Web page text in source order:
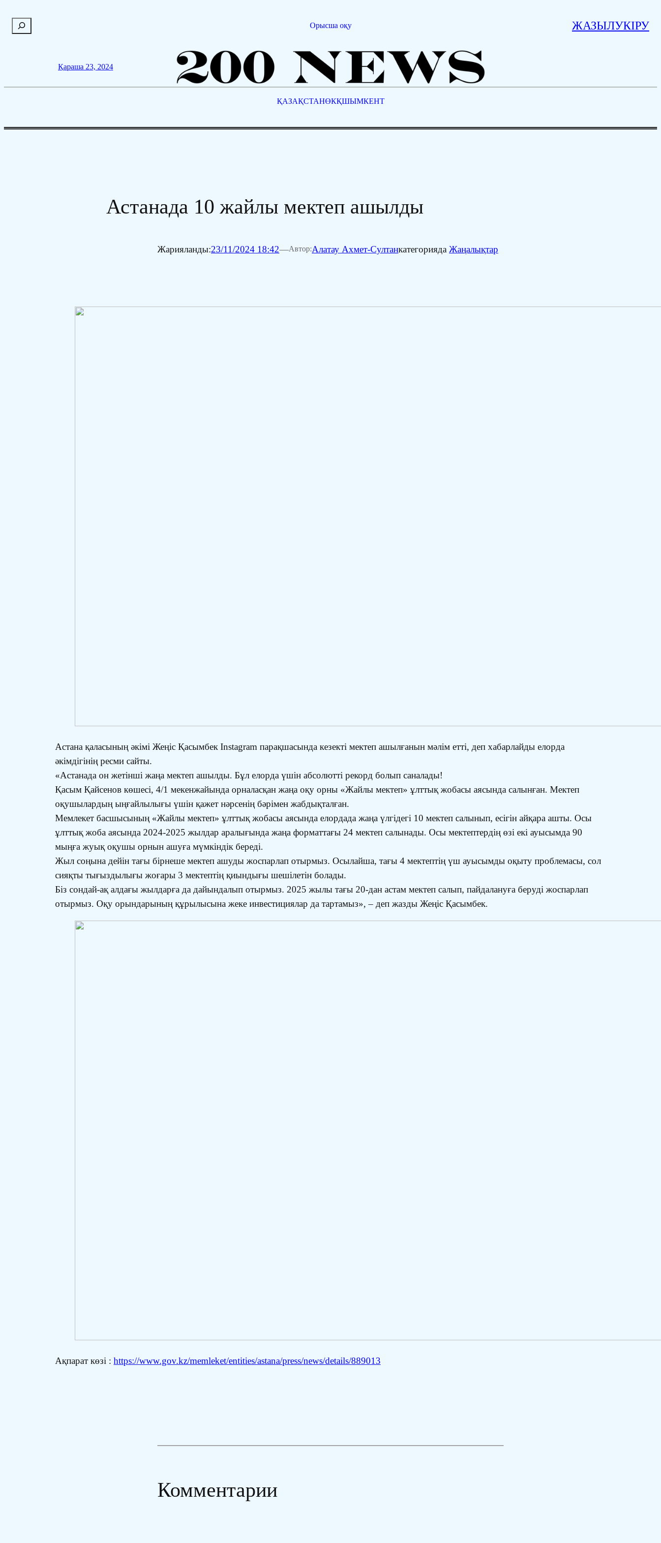
о
Орысша оқу ЖАЗЫЛУКІРУ
Қараша 23, 2024
ҚАЗАҚСТАНӨКҚШЫМКЕНТ
Астанада 10 жайлы мектеп ашылды
Жарияланды:23/11/2024 18:42—Автор:Алатау Ахмет-Султанкатегорияда Жаңалықтар
Астана қаласының әкімі Жеңіс Қасымбек Instagram парақшасында кезекті мектеп ашылғанын мәлім етті, деп хабарлайды елорда
әкімдігінің ресми сайты.
«Астанада он жетінші жаңа мектеп ашылды. Бұл елорда үшін абсолютті рекорд болып саналады!
Қасым Қайсенов көшесі, 4/1 мекенжайында орналасқан жаңа оқу орны «Жайлы мектеп» ұлттық жобасы аясында салынған. Мектеп
оқушылардың ыңғайлылығы үшін қажет нәрсенің бәрімен жабдықталған.
Мемлекет басшысының «Жайлы мектеп» ұлттық жобасы аясында елордада жаңа үлгідегі 10 мектеп салынып, есігін айқара ашты. Осы
ұлттық жоба аясында 2024-2025 жылдар аралығында жаңа форматтағы 24 мектеп салынады. Осы мектептердің өзі екі ауысымда 90
мыңға жуық оқушы орнын ашуға мүмкіндік береді.
Жыл соңына дейін тағы бірнеше мектеп ашуды жоспарлап отырмыз. Осылайша, тағы 4 мектептің үш ауысымды оқыту проблемасы, сол
сияқты тығыздылығы жоғары 3 мектептің қиындығы шешілетін болады.
Біз сондай-ақ алдағы жылдарға да дайындалып отырмыз. 2025 жылы тағы 20-дан астам мектеп салып, пайдалануға беруді жоспарлап
отырмыз. Оқу орындарының құрылысына жеке инвестициялар да тартамыз», – деп жазды Жеңіс Қасымбек.
Ақпарат көзі : https://www.gov.kz/memleket/entities/astana/press/news/details/889013
Комментарии